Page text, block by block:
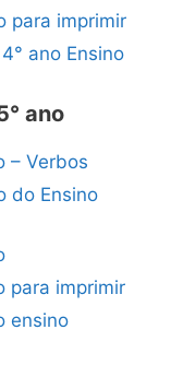
para imprimir
ano Ensino
ano
– Verbos
do Ensino
para imprimir
ensino